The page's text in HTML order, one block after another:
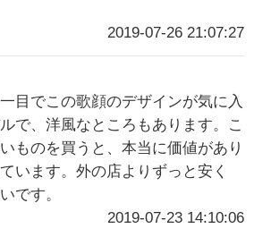
2019-07-26 21:07:27
目でこの歌顔のデザインが気に入
で、洋風なところもあります。こ
ものを買うと、本当に価値があり
います。外の店よりずっと安く
です。
2019-07-23 14:10:06